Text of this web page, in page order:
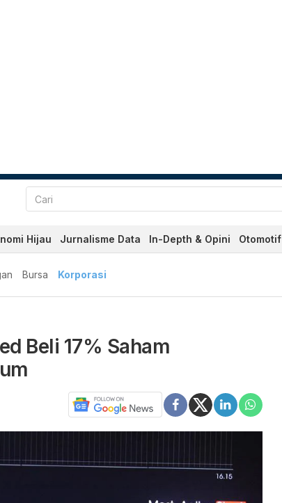
Hijau Jurnalisme Data In-Depth & Opini Otomotif
Bursa Korporasi
Beli 17% Saham